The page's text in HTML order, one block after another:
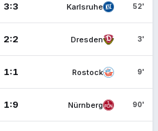
3:3 Karlsruhe 52'
2:2 Dresden 3'
1:1 Rostock 9'
1:9 Nürnberg 90'